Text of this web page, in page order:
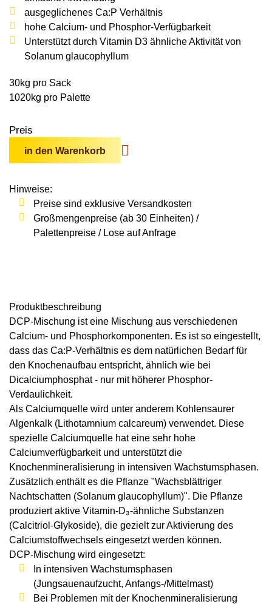
Einstreu
Wildschweine
Puten
Ziegen
Katzen
SOLAN-VET
Rohstoffe & Einzelfuttermittel
Stall & Co
Stallbedarf
Werbeartikel
ausgeglichenes Ca:P Verhältnis
hohe Calcium- und Phosphor-Verfügbarkeit
Unterstützt durch Vitamin D3 ähnliche Aktivität von
Solanum glaucophyllum
30kg pro Sack
1020kg pro Palette
Preis
in den Warenkorb
Hinweise:
Preise sind exklusive Versandkosten
Großmengenpreise (ab 30 Einheiten) /
Palettenpreise / Lose auf Anfrage
Produkt­beschreibung
DCP-Mischung ist eine Mischung aus verschiedenen
Calcium- und Phosphorkomponenten. Es ist so eingestellt,
dass das Ca:P-Verhältnis es dem natürlichen Bedarf für
den Knochenaufbau entspricht, ähnlich wie bei
Dicalciumphosphat - nur mit höherer Phosphor-
Verdaulichkeit.
Als Calciumquelle wird unter anderem Kohlensaurer
Algenkalk (Lithotamnium calcareum) verwendet. Diese
spezielle Calciumquelle hat eine sehr hohe
Calciumverfügbarkeit und unterstützt die
Knochenmineralisierung in intensiven Wachstumsphasen.
Zusätzlich enthält es die Pflanze "Wachsblättriger
Nachtschatten (Solanum glaucophyllum)". Die Pflanze
produziertaktive Vitamin-D₃-ähnliche Substanzen
(Calcitriol-Glykoside), die gezielt zur Aktivierung des
Calciumstoffwechsels eingesetzt werden können.
DCP-Mischung wird eingesetzt:
In intensiven Wachstumsphasen
(Jungsauenaufzucht, Anfangs-/Mittelmast)
Bei Problemen mit der Knochenmineralisierung